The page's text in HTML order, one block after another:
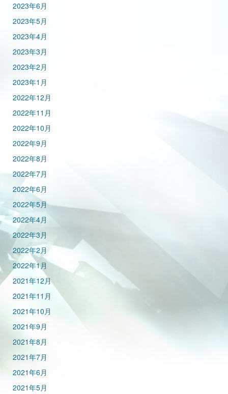
2023年6月
2023年5月
2023年4月
2023年3月
2023年2月
2023年1月
2022年12月
2022年11月
2022年10月
2022年9月
2022年8月
2022年7月
2022年6月
2022年5月
2022年4月
2022年3月
2022年2月
2022年1月
2021年12月
2021年11月
2021年10月
2021年9月
2021年8月
2021年7月
2021年6月
2021年5月